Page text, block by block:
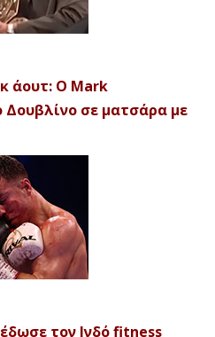
άουτ: Ο Mark
σε ματσάρα με
τον Ινδό fitness